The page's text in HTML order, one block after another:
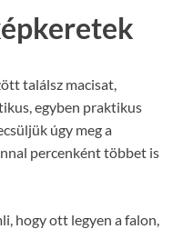
találsz macisat,
egyben praktikus
úgy meg a
percenként többet is
hogy ott legyen a falon,